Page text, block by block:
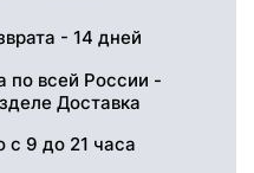
- 14 дней
по всей России -
Доставка
с 9 до 21 часа